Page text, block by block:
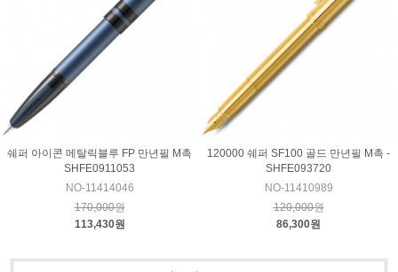
쉐퍼 아이콘 메탈릭블루 FP 만년필 M촉
SHFE0911053
NO-11414046
170,000원
113,430원
120000 쉐퍼 SF100 골드 만년필 M촉 -
SHFE093720
NO-11410989
120,000원
86,300원